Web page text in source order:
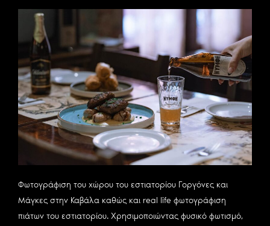
Φωτογράφιση του χώρου του εστιατορίου Γοργόνες και
Μάγκες στην Καβάλα καθώς και real life φωτογράφιση
πιάτων του εστιατορίου. Χρησιμοποιώντας φυσικό φωτισμό,